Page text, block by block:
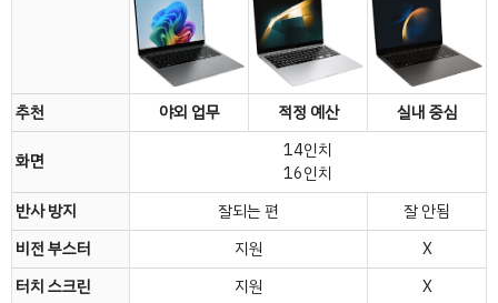
추천 야외 업무 적정 예산
실내 중심
화면
14인치
16인치
반사 방지
잘되는 편
잘 안됨
비전 부스터
지원
X
터치 스크린
지원
X